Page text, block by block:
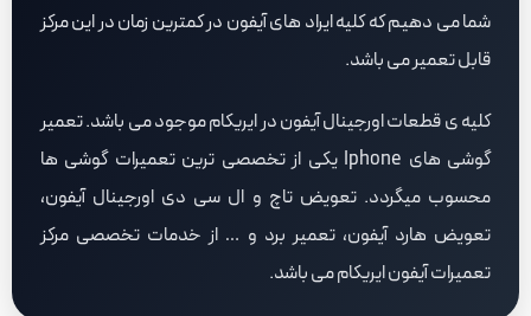
شما می دهیم که کلیه ایراد های آیفون در کمترین زمان در این مرکز
قابل تعمیر می باشد.
کلیه ی قطعات اورجینال آیفون در ایریکام موجود می باشد. تعمیر
گوشی های Iphone یکی از تخصصی ترین تعمیرات گوشی ها
محسوب میگردد. تعویض تاچ و ال سی دی اورجینال آیفون،
تعویض هارد آیفون، تعمیر برد و … از خدمات تخصصی مرکز
تعمیرات آیفون ایریکام می باشد.